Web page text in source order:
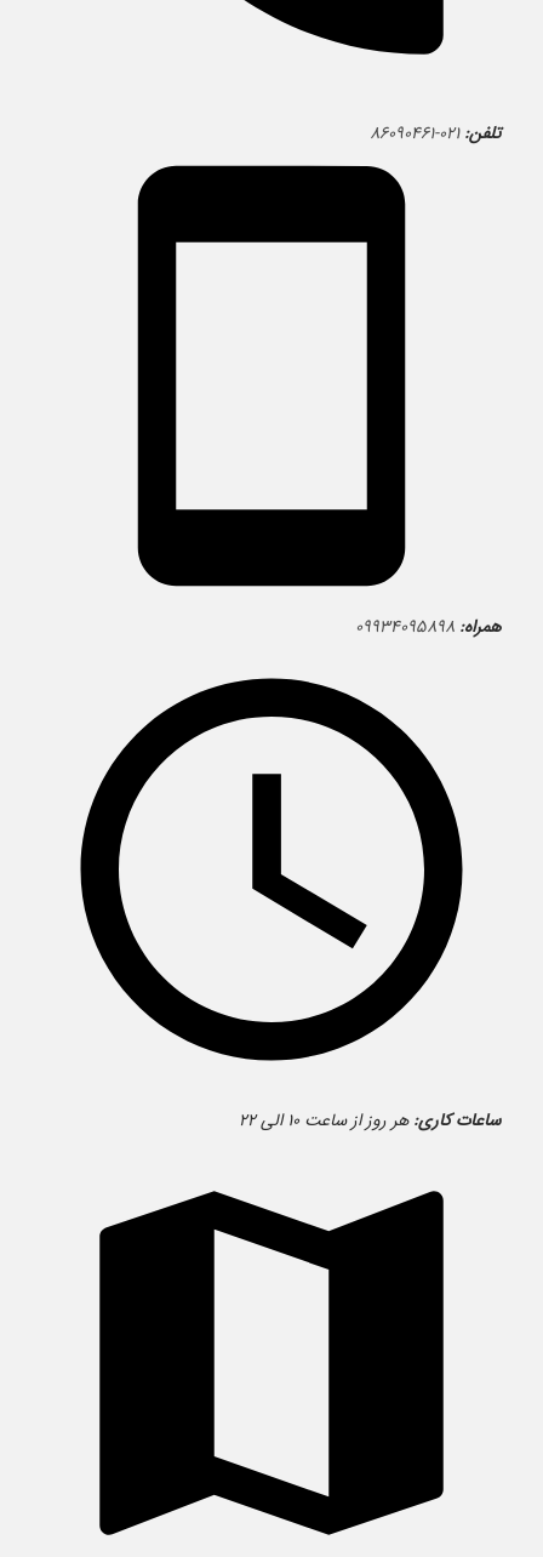
تلفن: ۰۲۱-۸۶۰۹۰۴۶۱
همراه: ۰۹۹۳۴۰۹۵۸۹۸
ساعات کاری: هر روز از ساعت ۱۰ الی ۲۲